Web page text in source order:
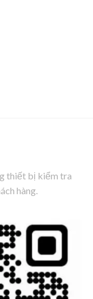
thiết bị kiểm tra
hàng.